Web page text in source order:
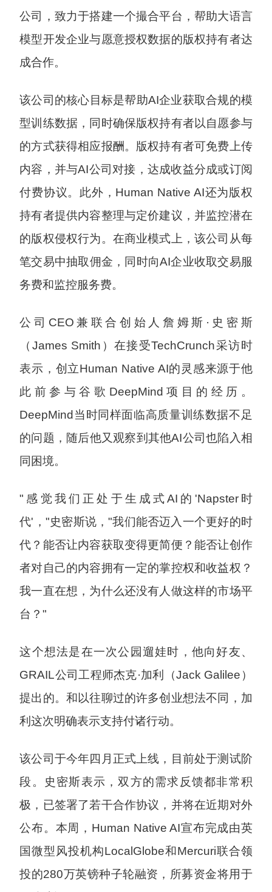
公司，致力于搭建一个撮合平台，帮助大语言
模型开发企业与愿意授权数据的版权持有者达
成合作。
该公司的核心目标是帮助AI企业获取合规的模
型训练数据，同时确保版权持有者以自愿参与
的方式获得相应报酬。版权持有者可免费上传
内容，并与AI公司对接，达成收益分成或订阅
付费协议。此外，Human Native AI还为版权
持有者提供内容整理与定价建议，并监控潜在
的版权侵权行为。在商业模式上，该公司从每
笔交易中抽取佣金，同时向AI企业收取交易服
务费和监控服务费。
公司CEO兼联合创始人詹姆斯·史密斯
（James Smith）在接受TechCrunch采访时
表示，创立Human Native AI的灵感来源于他
此前参与谷歌DeepMind项目的经历。
DeepMind当时同样面临高质量训练数据不足
的问题，随后他又观察到其他AI公司也陷入相
同困境。
"感觉我们正处于生成式AI的'Napster时
代'，"史密斯说，"我们能否迈入一个更好的时
代？能否让内容获取变得更简便？能否让创作
者对自己的内容拥有一定的掌控权和收益权？
我一直在想，为什么还没有人做这样的市场平
台？"
这个想法是在一次公园遛娃时，他向好友、
GRAIL公司工程师杰克·加利（Jack Galilee）
提出的。和以往聊过的许多创业想法不同，加
利这次明确表示支持付诸行动。
该公司于今年四月正式上线，目前处于测试阶
段。史密斯表示，双方的需求反馈都非常积
极，已签署了若干合作协议，并将在近期对外
公布。本周，Human Native AI宣布完成由英
国微型风投机构LocalGlobe和Mercuri联合领
投的280万英镑种子轮融资，所募资金将用于